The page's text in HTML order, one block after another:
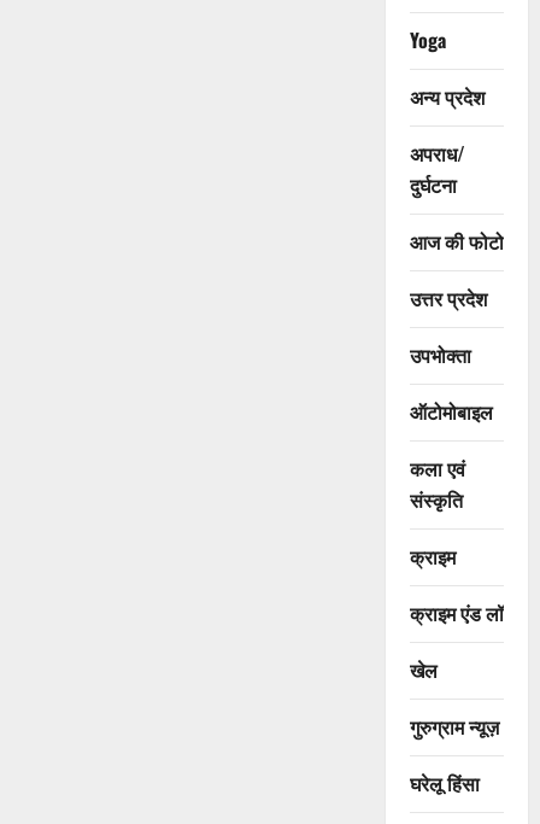
Yoga
अन्य प्रदेश
अपराध/
दुर्घटना
आज की फोटो
उत्तर प्रदेश
उपभोक्ता
ऑटोमोबाइल
कला एवं
संस्कृति
क्राइम
क्राइम एंड लॉ
खेल
गुरुग्राम न्यूज़
घरेलू हिंसा